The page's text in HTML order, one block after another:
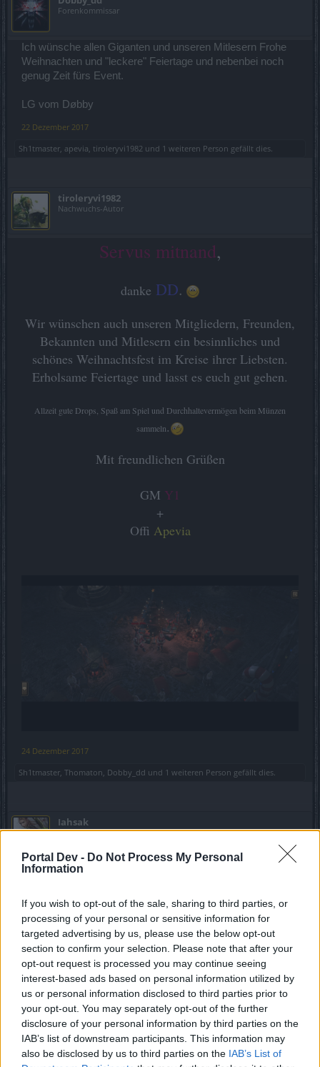
Portal Dev - Do Not Process My Personal
Information
If you wish to opt-out of the sale, sharing to third parties, or
processing of your personal or sensitive information for
targeted advertising by us, please use the below opt-out
section to confirm your selection. Please note that after your
opt-out request is processed you may continue seeing
interest-based ads based on personal information utilized by
us or personal information disclosed to third parties prior to
your opt-out. You may separately opt-out of the further
disclosure of your personal information by third parties on the
IAB’s list of downstream participants. This information may
also be disclosed by us to third parties on the IAB’s List of
Forenkommissar
Ich wünsche allen Giganten und unseren Mitlesern Frohe
Weihnachten und "leckere" Feiertage und nebenbei noch
genug Zeit fürs Event.
LG vom Døbby
22 Dezember 2017
Sh1tmaster, apevia, tiroleryvi1982 und 1 weiteren Person gefällt dies.
tiroleryvi1982
Nachwuchs-Autor
Servus mitnand,
danke DD.
Wir wünschen auch unseren Mitgliedern, Freunden,
Bekannten und Mitlesern ein besinnliches und
schönes Weihnachtsfest im Kreise ihrer Liebsten.
Erholsame Feiertage und lasst es euch gut gehen.
Allzeit gute Drops, Spaß am Spiel und Durchhaltevermögen beim Münzen
sammeln.
Mit freundlichen Grüßen
GM Y1
+
Offi Apevia
24 Dezember 2017
Sh1tmaster, Thomaton, Dobby_dd und 1 weiteren Person gefällt dies.
Iahsak
Forenaufseher
Sing*... Jingle bells, Jingle bells, Jingle all the way
Wünsche euch ein Frohes Weihnachts Fest
LG Kashai
24 Dezember 2017
apevia,Sh1tmaster ,Thomatonund 2 anderengefällt dies.
Talerix
Foren-Herzog